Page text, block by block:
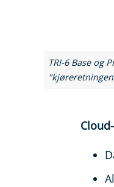
TRI-6 Base og